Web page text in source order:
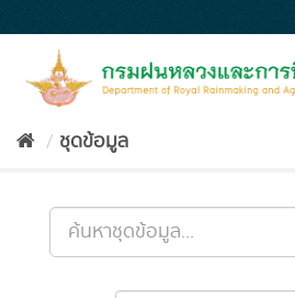
to
ชุดข้อมูล